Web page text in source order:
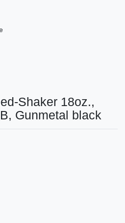
Shaker 18oz.,
Gunmetal black